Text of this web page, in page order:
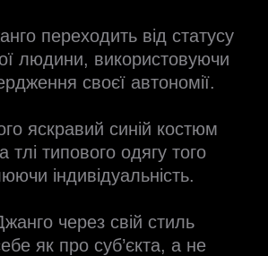
переходить від статусу
людини, використовуючи
своєї автономії.
яскравий синій костюм
тлі типового одягу того
індивідуальність.
через свій стиль
як про суб’єкта, а не